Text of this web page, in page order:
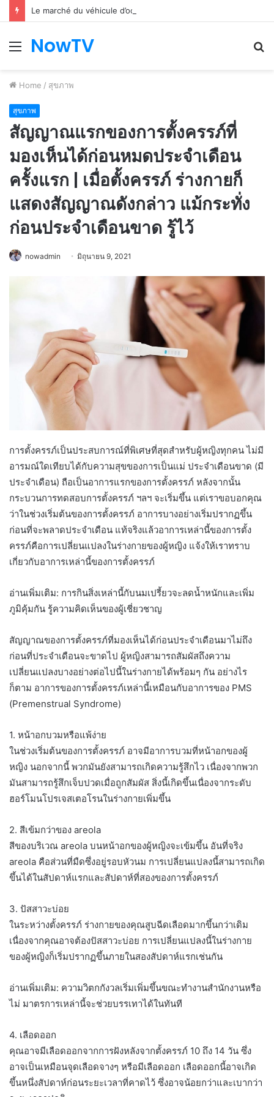
Le marché du véhicule d’occasion en plein essor
Menu
NowTV
Home / สุขภาพ
สุขภาพ
สัญญาณแรกของการตั้งครรภ์ที่
มองเห็นได้ก่อนหมดประจำเดือน
ครั้งแรก | เมื่อตั้งครรภ์ ร่างกายก็
แสดงสัญญาณดังกล่าว แม้กระทั่ง
ก่อนประจำเดือนขาด รู้ไว้
nowadmin มิถุนายน 9, 2021
การตั้งครรภ์เป็นประสบการณ์ที่พิเศษที่สุดสำหรับผู้หญิงทุกคน ไม่มี
อารมณ์ใดเทียบได้กับความสุขของการเป็นแม่ ประจำเดือนขาด (มี
ประจำเดือน) ถือเป็นอาการแรกของการตั้งครรภ์ หลังจากนั้น
กระบวนการทดสอบการตั้งครรภ์ ฯลฯ จะเริ่มขึ้น แต่เราขอบอกคุณ
ว่าในช่วงเริ่มต้นของการตั้งครรภ์ อาการบางอย่างเริ่มปรากฏขึ้น
ก่อนที่จะพลาดประจำเดือน แท้จริงแล้วอาการเหล่านี้ของการตั้ง
ครรภ์คือการเปลี่ยนแปลงในร่างกายของผู้หญิง แจ้งให้เราทราบ
เกี่ยวกับอาการเหล่านี้ของการตั้งครรภ์
อ่านเพิ่มเติม: การกินสิ่งเหล่านี้กับนมเปรี้ยวจะลดน้ำหนักและเพิ่ม
ภูมิคุ้มกัน รู้ความคิดเห็นของผู้เชี่ยวชาญ
สัญญาณของการตั้งครรภ์ที่มองเห็นได้ก่อนประจำเดือนมาไม่ถึง
ก่อนที่ประจำเดือนจะขาดไป ผู้หญิงสามารถสัมผัสถึงความ
เปลี่ยนแปลงบางอย่างต่อไปนี้ในร่างกายได้พร้อมๆ กัน อย่างไร
ก็ตาม อาการของการตั้งครรภ์เหล่านี้เหมือนกับอาการของ PMS
(Premenstrual Syndrome)
1. หน้าอกบวมหรือแพ้ง่าย
ในช่วงเริ่มต้นของการตั้งครรภ์ อาจมีอาการบวมที่หน้าอกของผู้
หญิง นอกจากนี้ พวกมันยังสามารถเกิดความรู้สึกไว เนื่องจากพวก
มันสามารถรู้สึกเจ็บปวดเมื่อถูกสัมผัส สิ่งนี้เกิดขึ้นเนื่องจากระดับ
ฮอร์โมนโปรเจสเตอโรนในร่างกายเพิ่มขึ้น
2. สีเข้มกว่าของ areola
สีของบริเวณ areola บนหน้าอกของผู้หญิงจะเข้มขึ้น อันที่จริง
areola คือส่วนที่มืดซึ่งอยู่รอบหัวนม การเปลี่ยนแปลงนี้สามารถเกิด
ขึ้นได้ในสัปดาห์แรกและสัปดาห์ที่สองของการตั้งครรภ์
3. ปัสสาวะบ่อย
ในระหว่างตั้งครรภ์ ร่างกายของคุณสูบฉีดเลือดมากขึ้นกว่าเดิม
เนื่องจากคุณอาจต้องปัสสาวะบ่อย การเปลี่ยนแปลงนี้ในร่างกาย
ของผู้หญิงก็เริ่มปรากฏขึ้นภายในสองสัปดาห์แรกเช่นกัน
อ่านเพิ่มเติม: ความวิตกกังวลเริ่มเพิ่มขึ้นขณะทำงานสำนักงานหรือ
ไม่ มาตรการเหล่านี้จะช่วยบรรเทาได้ในทันที
4. เลือดออก
คุณอาจมีเลือดออกจากการฝังหลังจากตั้งครรภ์ 10 ถึง 14 วัน ซึ่ง
อาจเป็นเหมือนจุดเลือดจางๆ หรือมีเลือดออก เลือดออกนี้อาจเกิด
ขึ้นหนึ่งสัปดาห์ก่อนระยะเวลาที่คาดไว้ ซึ่งอาจน้อยกว่าและเบากว่า